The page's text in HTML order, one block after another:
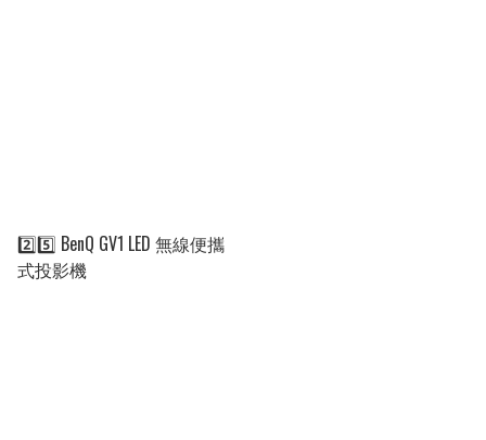
2️⃣5️⃣ BenQ GV1 LED 無線便攜
式投影機